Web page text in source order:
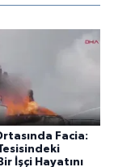
Facia:
İşçi Hayatını